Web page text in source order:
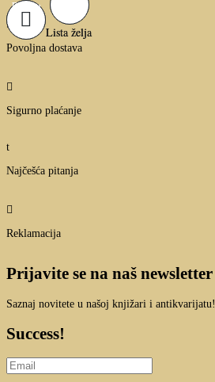
Lista želja
Dodaj u
košaricu
Lista želja
Dodaj u
košaricu

Povoljna dostava

Sigurno plaćanje
t
Najčešća pitanja

Reklamacija
Prijavite se na naš newsletter
Saznaj novitete u našoj knjižari i antikvarijatu!
Success!